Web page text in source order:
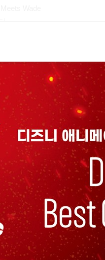
Burned
in Fire Land
Windbreakers!
아!
Air
Ember Out
이트 신청을 하다